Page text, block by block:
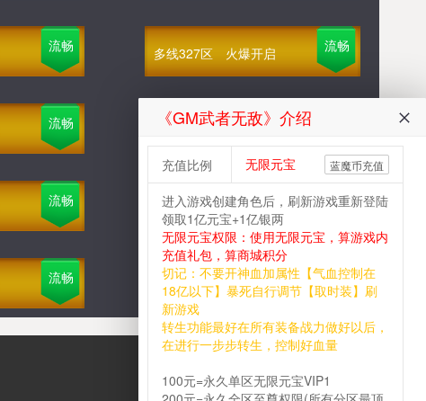
流畅 多线327区 火爆开启 流畅
流畅 多线324区 火爆开启
流畅 多线321区 火爆开启 流畅
流畅 多线318区 火爆开启 流畅
《GM武者无敌》介绍
充值比例 无限元宝 蓝魔币充值
进入游戏创建角色后，刷新游戏重新登陆
领取1亿元宝+1亿银两
无限元宝权限：使用无限元宝，算游戏内
充值礼包，算商城积分
切记：不要开神血加属性【气血控制在
18亿以下】暴死自行调节【取时装】刷
新游戏
转生功能最好在所有装备战力做好以后，
在进行一步步转生，控制好血量
100元=永久单区无限元宝VIP1